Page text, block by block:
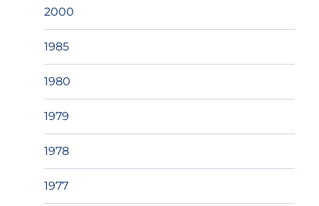
2000
1985
1980
1979
1978
1977